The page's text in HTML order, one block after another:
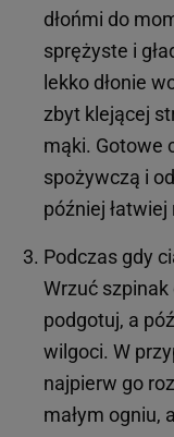
dłońmi do
sprężyste i
lekko dłonie
zbyt klejącej
mąki. Gotowe
spożywczą i
później łatwiej
Podczas gdy
Wrzuć
podgotuj, a
wilgoci. W
najpierw go
małym ogniu,